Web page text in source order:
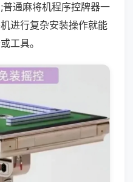
通麻将机程序控牌器一
进行复杂安装操作就能
工具。